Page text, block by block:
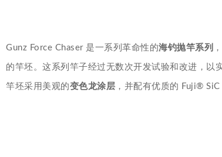
Gunz Force Chaser 是一系列革命性的海钓抛竿系列
的竿坯。这系列竿子经过无数次开发试验和改进，以
竿坯采用美观的变色龙涂层 ，并配有优质的 Fuji®